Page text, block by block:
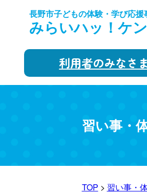
長野市子どもの体験・学び応援
みらいハッ！ケ
利用者のみなさま
習い事・
TOP > 習い事・